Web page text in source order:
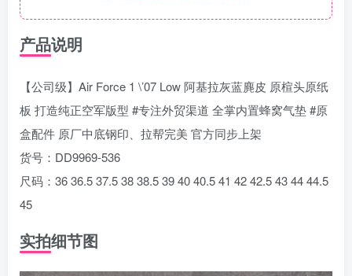
产品说明
【公司级】Air Force 1 \’07 Low 阿基拉灰蓝麂皮 原楦头原纸
板 打造纯正空军版型 #专注外贸渠道 全掌内置蜂窝气垫 #原
盒配件 原厂中底钢印、拉帮完美 官方同步上架
货号：DD9969-536
尺码：36 36.5 37.5 38 38.5 39 40 40.5 41 42 42.5 43 44 44.5
45
实拍细节图